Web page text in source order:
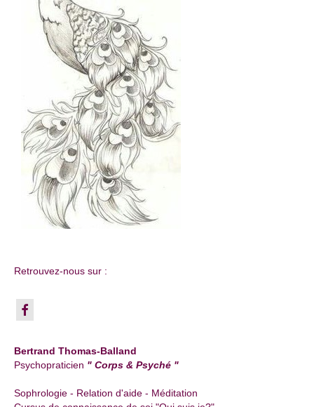
Retrouvez-nous sur :
Bertrand Thomas-Balland
Psychopraticien " Corps & Psyché "
Sophrologie - Relation d'aide - Méditation